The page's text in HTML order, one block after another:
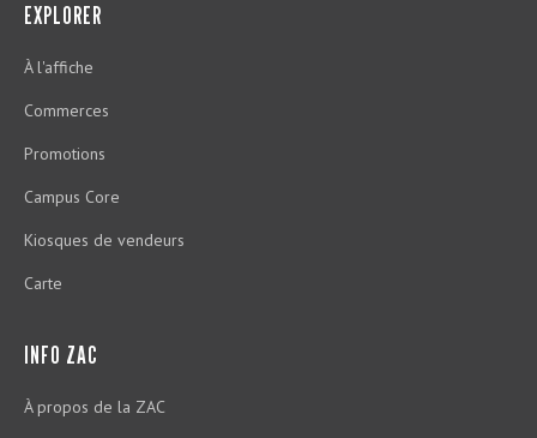
EXPLORER
À l'affiche
Commerces
Promotions
Campus Core
Kiosques de vendeurs
Carte
INFO ZAC
À propos de la ZAC